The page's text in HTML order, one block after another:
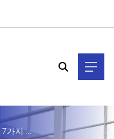
2026년에 놓쳐야 할 7가지 헬스테크 행사